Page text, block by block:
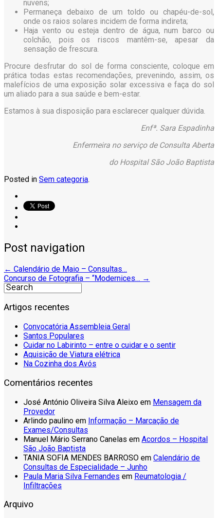
nuvens;
Permaneça debaixo de um toldo ou chapéu-de-sol,
onde os raios solares incidem de forma indireta;
Haja vento ou esteja dentro de água, num barco ou
colchão, pois os riscos mantêm-se, apesar da
sensação de frescura.
Procure desfrutar do sol de forma consciente, coloque em
prática todas estas recomendações, prevenindo, assim, os
malefícios de uma exposição solar excessiva e faça do sol
um aliado para a sua saúde e bem-estar.
Estamos à sua disposição para esclarecer qualquer dúvida.
Enfª. Sara Espadinha
Enfermeira no serviço de Consulta Aberta
do Hospital São João Baptista
Posted in Sem categoria.
Post navigation
← Calendário de Maio – Consultas…
Concurso de Fotografia – “Modernices… →
Artigos recentes
Convocatória Assembleia Geral
Santos Populares
Cuidar no Labirinto – entre o cuidar e o sentir
Aquisição de Viatura elétrica
Na Cozinha dos Avós
Comentários recentes
José António Oliveira Silva Aleixo em Mensagem da
Provedor
Arlindo paulino em Informação – Marcação de
Exames/Consultas
Manuel Mário Serrano Canelas em Acordos – Hospital
São João Baptista
TANIA SOFIA MENDES BARROSO em Calendário de
Consultas de Especialidade – Junho
Paula Maria Silva Fernandes em Reumatologia /
Infiltrações
Arquivo